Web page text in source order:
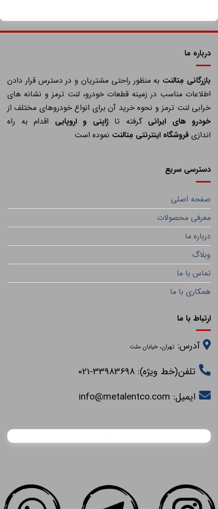
درباره ما
بازرگانی مِتالنتبه منظور راحتی مشتریان و در دسترس قرار دادن
اطلاعات مناسب در زمینه قطعات خودرو، لنت ترمز و نشانه های
خرابی لنت ترمز و نحوه خرید آن برای انواع خودروهای مختلف از
خودرو های ایرانیگرفته تاژاپنی و اروپاییاقدام به راه
اندازیفروشگاه اینترنتی مِتالنتنموده است
دسترسی سریع
صفحه اصلی
معرفی محصولات
درباره ما
وبلاگ
تماس با ما
همکاری با ما
ارتباط با ما
آدرس:تهران، خیابان ملت
تلفن(خط ویژه): 33983698-021
ایمیل:info@metalentco.com